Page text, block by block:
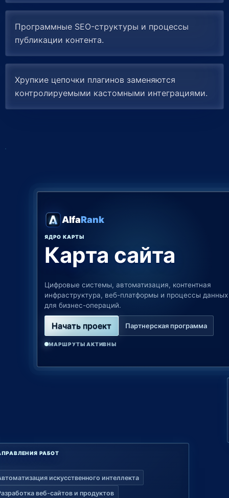
Программные SEO-структуры и процессы
публикации контента.
Хрупкие цепочки плагинов заменяются
контролируемыми кастомными интеграциями.
AlfaRank
ЯДРО КАРТЫ
Карта сайта
Цифровые системы, автоматизация, контентная
инфраструктура, веб-платформы и процессы данных
для бизнес-операций.
Начать проект Партнерская программа
МАРШРУТЫ АКТИВНЫ
РАБОТ
искусственного интеллекта
веб-сайтов и продуктов